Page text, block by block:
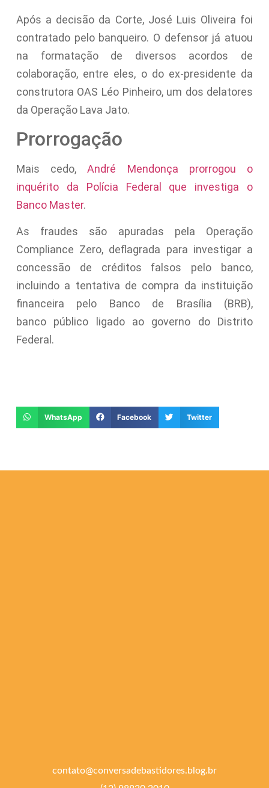
Após a decisão da Corte, José Luis Oliveira foi
contratado pelo banqueiro. O defensor já atuou
na formatação de diversos acordos de
colaboração, entre eles, o do ex-presidente da
construtora OAS Léo Pinheiro, um dos delatores
da Operação Lava Jato.
Prorrogação
Mais cedo, André Mendonça prorrogou o
inquérito da Polícia Federal que investiga o
Banco Master.
As fraudes são apuradas pela Operação
Compliance Zero, deflagrada para investigar a
concessão de créditos falsos pelo banco,
incluindo a tentativa de compra da instituição
financeira pelo Banco de Brasília (BRB),
banco público ligado ao governo do Distrito
Federal.
WhatsApp Facebook Twitter
contato@conversadebastidores.blog.br